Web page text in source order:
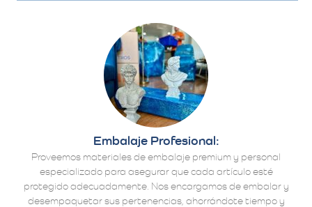
Embalaje Profesional:
Proveemos materiales de embalaje premium y personal
especializado para asegurar que cada artículo esté
protegido adecuadamente. Nos encargamos de embalar y
desempaquetar sus pertenencias, ahorrándote tiempo y